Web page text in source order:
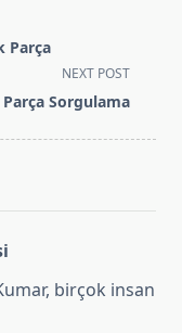
Parça
NEXT POST
Sorgulama
birçok insan